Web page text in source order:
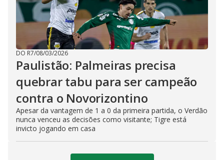
DO R7/08/03/2026
Paulistão: Palmeiras precisa
quebrar tabu para ser campeão
contra o Novorizontino
Apesar da vantagem de 1 a 0 da primeira partida, o Verdão
nunca venceu as decisões como visitante; Tigre está
invicto jogando em casa